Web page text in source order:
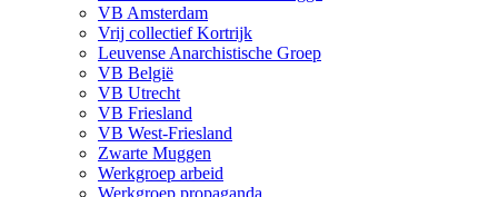
VB Amsterdam
Vrij collectief Kortrijk
Leuvense Anarchistische Groep
VB België
VB Utrecht
VB Friesland
VB West-Friesland
Zwarte Muggen
Werkgroep arbeid
Werkgroep propaganda